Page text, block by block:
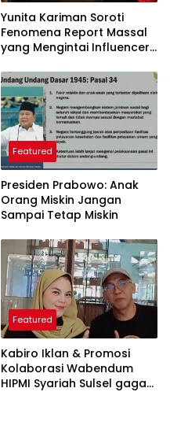
Yunita Kariman Soroti
Fenomena Report Massal
yang Mengintai Influencer,
yang Perlu Diketahui
Featured
Presiden Prabowo: Anak
Orang Miskin Jangan
Sampai Tetap Miskin
Featured
Kabiro Iklan & Promosi
Kolaborasi Wabendum
HIPMI Syariah Sulsel gagas